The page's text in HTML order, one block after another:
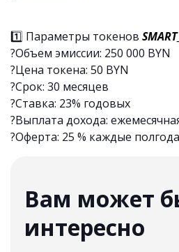
1️⃣ Параметры токенов
?Объем эмиссии: 250 000 BYN
?Цена токена: 50 BYN
?Срок: 30 месяцев
?Ставка: 23% годовых
?Выплата дохода:
?Оферта: 25 % каждые полгода
Вам может
интересно